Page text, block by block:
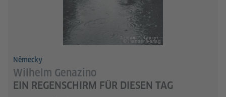
© Hanser Verlag
Německy
Wilhelm Genazino
EIN REGENSCHIRM FÜR DIESEN TAG